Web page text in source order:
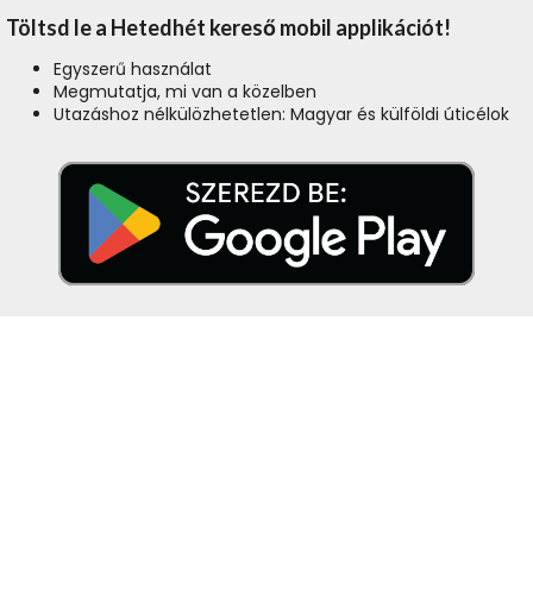
Töltsd le a Hetedhét kereső mobil applikációt!
Egyszerű használat
Megmutatja, mi van a közelben
Utazáshoz nélkülözhetetlen: Magyar és külföldi úticélok